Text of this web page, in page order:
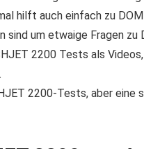
hilft auch einfach zu
um etwaige Fragen zu
2200 Tests als
2200-Tests, aber eine